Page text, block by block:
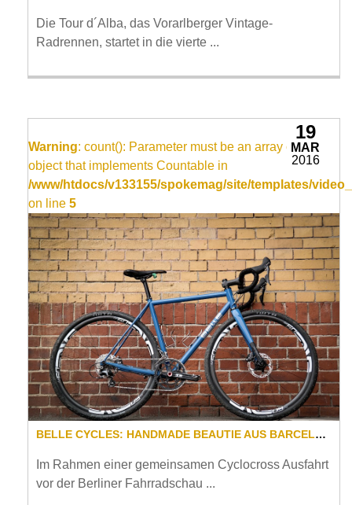
Die Tour d´Alba, das Vorarlberger Vintage-
Radrennen, startet in die vierte ...
Warning: count(): Parameter must be an array or an
object that implements Countable in
/www/htdocs/v133155/spokemag/site/templates/
on line 5
BELLE CYCLES: HANDMADE BEAUTIE AUS BARCELONA
Im Rahmen einer gemeinsamen Cyclocross Ausfahrt
vor der Berliner Fahrradschau ...
19
MAR
2016